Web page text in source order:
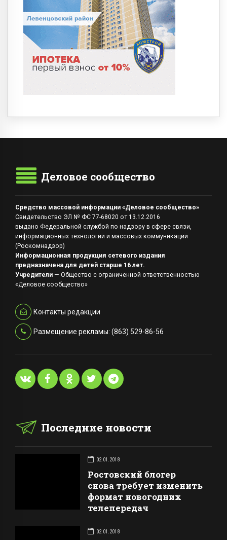
Деловое сообщество
Средство массовой информации «Деловое сообщество»
Свидетельство ЭЛ № ФС 77-68020 от 13.12.2016
выдано Федеральной службой по надзору в сфере связи,
информационных технологий и массовых коммуникаций
(Роскомнадзор)
Информационная продукция сетевого издания
предназначена для детей старше 16 лет.
Учредители — Общество с ограниченной ответственностью
«Деловое сообщество»
Контакты редакции
Размещение рекламы: (863) 529-86-56
Последние новости
02.01.2018
Ростовский блогер
снова требует изменить
формат новогодних
телепередач
02.01.2018